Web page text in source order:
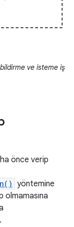
ve isteme iş
önce verip
yöntemine
olmamasına